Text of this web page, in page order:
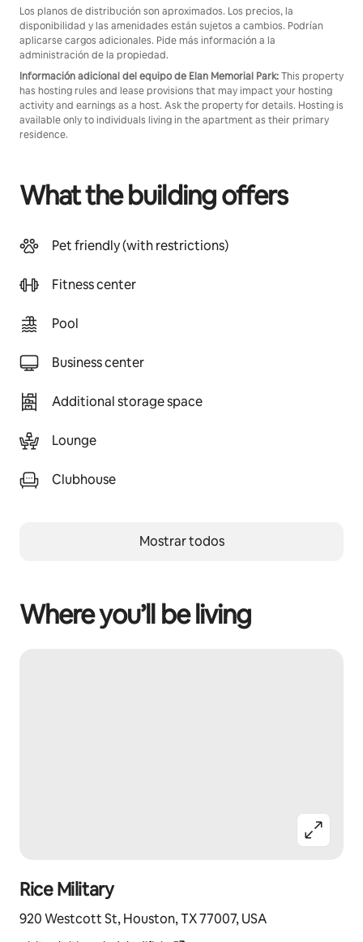
Los planos de distribución son aproximados. Los precios, la
disponibilidad y las amenidades están sujetos a cambios. Podrían
aplicarse cargos adicionales. Pide más información a la
administración de la propiedad.
Información adicional del equipo de Elan Memorial Park:This property
has hosting rules and lease provisions that may impact your hosting
activity and earnings as a host. Ask the property for details. Hosting is
available only to individuals living in the apartment as their primary
residence.
What the building offers
Pet friendly (with restrictions)
Fitness center
Pool
Business center
Additional storage space
Lounge
Clubhouse
Mostrar todos
Where you’ll be living
Rice Military
920 Westcott St, Houston, TX 77007, USA